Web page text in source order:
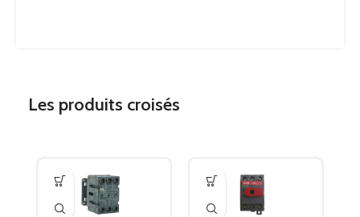
PRODUITS DURABLES
Les produits croisés